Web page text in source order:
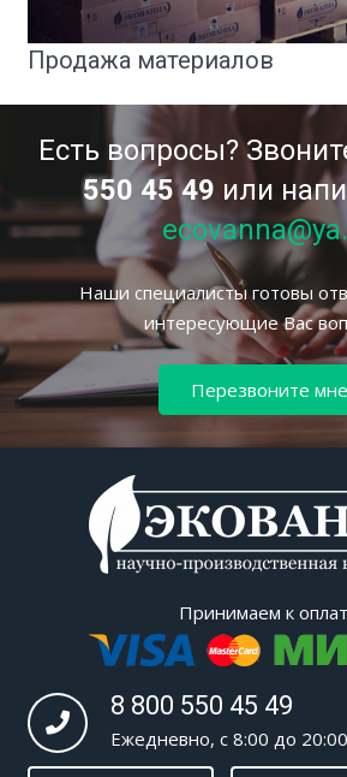
Продажа материалов
Есть вопросы?
550 45 49 или
Наши специалисты готовы
интересующие Вас
Перезвоните мне
Принимаем к
8 800 550 45 49
Ежедневно, с 8:00 до